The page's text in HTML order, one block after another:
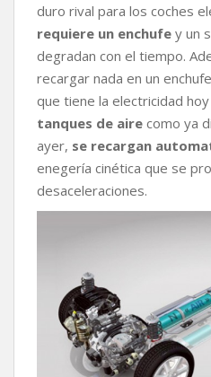
duro rival para los coches
requiere un enchufe y un
degradan con el tiempo.
recargar nada en un
que tiene la electricidad
tanques de aire como ya
ayer, se recargan
enegería cinética que se
desaceleraciones.